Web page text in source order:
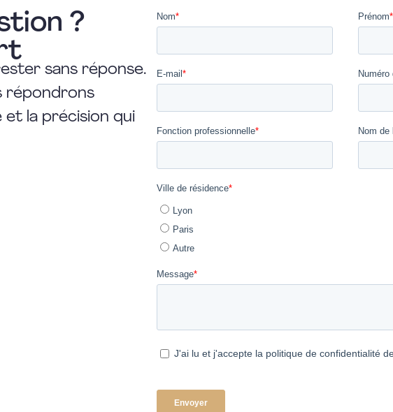
?
sans réponse.
répondrons
la précision qui